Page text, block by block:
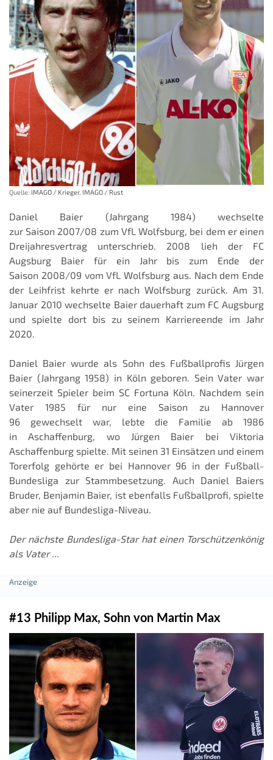
Quelle: IMAGO / Krieger, IMAGO / Rust
Daniel Baier (Jahrgang 1984) wechselte
zur Saison 2007/08 zum VfL Wolfsburg, bei dem er einen
Dreijahresvertrag unterschrieb. 2008 lieh der FC
Augsburg Baier für ein Jahr bis zum Ende der
Saison 2008/09 vom VfL Wolfsburg aus. Nach dem Ende
der Leihfrist kehrte er nach Wolfsburg zurück. Am 31.
Januar 2010 wechselte Baier dauerhaft zum FC Augsburg
und spielte dort bis zu seinem Karriereende im Jahr
2020.
Daniel Baier wurde als Sohn des Fußballprofis Jürgen
Baier (Jahrgang 1958) in Köln geboren. Sein Vater war
seinerzeit Spieler beim SC Fortuna Köln. Nachdem sein
Vater 1985 für nur eine Saison zu Hannover
96 gewechselt war, lebte die Familie ab 1986
in Aschaffenburg, wo Jürgen Baier bei Viktoria
Aschaffenburg spielte. Mit seinen 31 Einsätzen und einem
Torerfolg gehörte er bei Hannover 96 in der Fußball-
Bundesliga zur Stammbesetzung. Auch Daniel Baiers
Bruder, Benjamin Baier, ist ebenfalls Fußballprofi, spielte
aber nie auf Bundesliga-Niveau.
Der nächste Bundesliga-Star hat einen Torschützenkönig
als Vater ...
#13 Philipp Max, Sohn von Martin Max